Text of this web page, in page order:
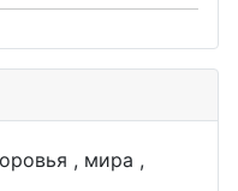
, мира ,